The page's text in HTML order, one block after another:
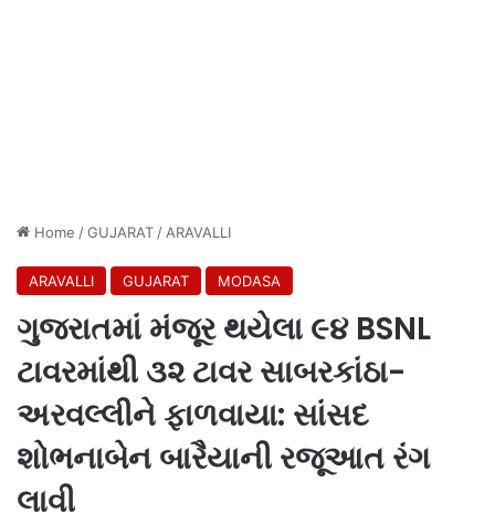
Home /GUJARAT / ARAVALLI
ARAVALLI GUJARAT MODASA
ગુજરાતમાં મંજૂર થયેલા ૯૪ BSNL
ટાવરમાંથી ૩૨ ટાવર સાબરકાંઠા-
અરવલ્લીને ફાળવાયા: સાંસદ
શોભનાબેન બારૈયાની રજૂઆત રંગ
લાવી